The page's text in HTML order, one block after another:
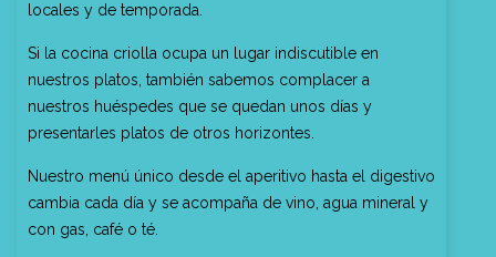
locales y de temporada.
Si la cocina criolla ocupa un lugar indiscutible en
nuestros platos, también sabemos complacer a
nuestros huéspedes que se quedan unos días y
presentarles platos de otros horizontes.
Nuestro menú único desde el aperitivo hasta el digestivo
cambia cada día y se acompaña de vino, agua mineral y
con gas, café o té.